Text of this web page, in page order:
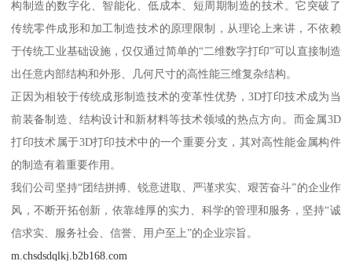
构制造的数字化、智能化、低成本、短周期制造的技术。它突破了
传统零件成形和加工制造技术的原理限制，从理论上来讲，不依赖
于传统工业基础设施，仅仅通过简单的“二维数字打印”可以直接制造
出任意内部结构和外形、几何尺寸的高性能三维复杂结构。
正因为相较于传统成形制造技术的变革性优势，3D打印技术成为当
前装备制造、结构设计和新材料等技术领域的热点方向。而金属3D
打印技术属于3D打印技术中的一个重要分支，其对高性能金属构件
的制造有着重要作用。
我们公司坚持“团结拼搏、锐意进取、严谨求实、艰苦奋斗”的企业作
风，不断开拓创新，依靠雄厚的实力、科学的管理和服务，坚持“诚
信求实、服务社会、信誉、用户至上”的企业宗旨。
m.chsdsdqlkj.b2b168.com